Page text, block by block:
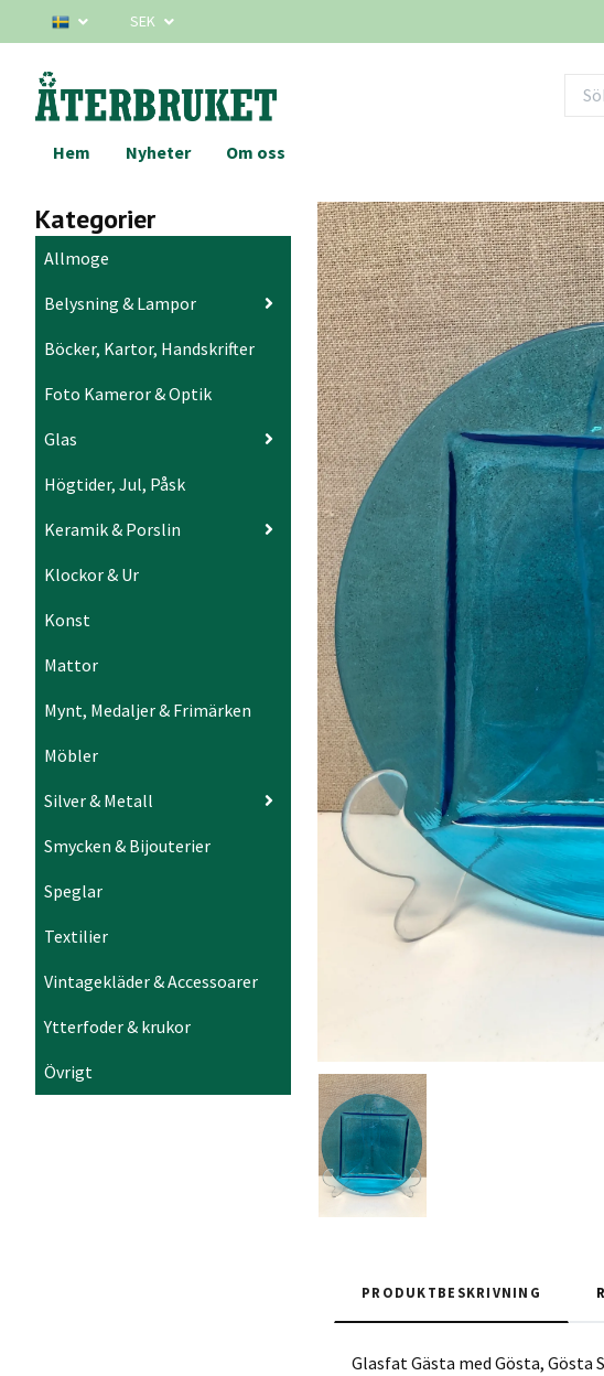
SEK
Hem Nyheter Om oss
Kategorier
Allmoge
Belysning & Lampor
Böcker, Kartor, Handskrifter
Foto Kameror & Optik
Glas
Högtider, Jul, Påsk
Keramik & Porslin
Klockor & Ur
Konst
Mattor
Mynt, Medaljer & Frimärken
Möbler
Silver & Metall
Smycken & Bijouterier
Speglar
Textilier
Vintagekläder & Accessoarer
Ytterfoder & krukor
Övrigt
PRODUKTBESKRIVNING
Glasfat Gästa med Gösta, Gösta